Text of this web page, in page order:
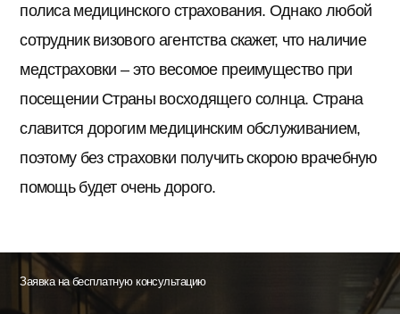
полиса медицинского страхования. Однако любой
сотрудник визового агентства скажет, что наличие
медстраховки – это весомое преимущество при
посещении Страны восходящего солнца. Страна
славится дорогим медицинским обслуживанием,
поэтому без страховки получить скорою врачебную
помощь будет очень дорого.
Заявка на бесплатную консультацию